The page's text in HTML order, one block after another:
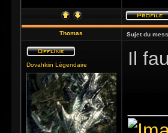
Thomas Sujet du
Dovahkiin Légendaire Il